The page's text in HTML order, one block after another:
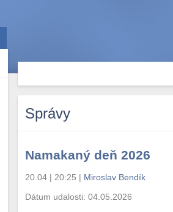
Správy
Namakaný deň 2026
20.04 | 20:25 | Miroslav Bendík
Dátum udalosti:04.05.2026